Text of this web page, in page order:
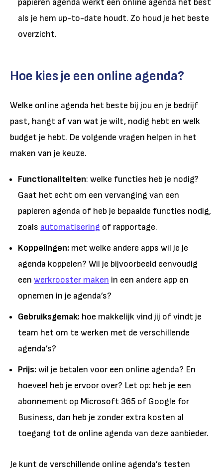
papieren agenda werkt een online agenda het best
als je hem up-to-date houdt. Zo houd je het beste
overzicht.
Hoe kies je een online agenda?
Welke online agenda het beste bij jou en je bedrijf
past, hangt af van wat je wilt, nodig hebt en welk
budget je hebt. De volgende vragen helpen in het
maken van je keuze.
Functionaliteiten: welke functies heb je nodig?
Gaat het echt om een vervanging van een
papieren agenda of heb je bepaalde functies nodig,
zoals automatisering of rapportage.
Koppelingen: met welke andere apps wil je je
agenda koppelen? Wil je bijvoorbeeld eenvoudig
een werkrooster maken in een andere app en
opnemen in je agenda’s?
Gebruiksgemak: hoe makkelijk vind jij of vindt je
team het om te werken met de verschillende
agenda’s?
Prijs:wil je betalen voor een online agenda? En
hoeveel heb je ervoor over? Let op: heb je een
abonnement op Microsoft 365 of Google for
Business, dan heb je zonder extra kosten al
toegang tot de online agenda van deze aanbieder.
Je kunt de verschillende online agenda’s testen